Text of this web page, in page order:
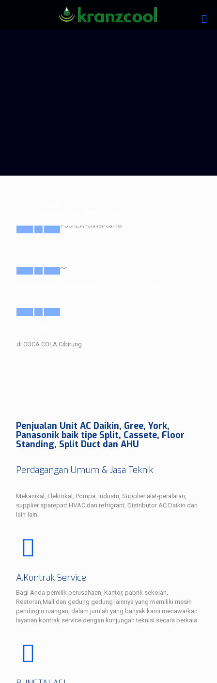
dI COCA COLA Cibitung
Penjualan Unit AC Daikin, Gree, York,
Panasonik baik tipe Split, Cassete, Floor
Standing, Split Duct dan AHU
Perdagangan Umum & Jasa Teknik
Mekanikal, Elektrikal, Pompa, Industri, Supplier alat-peralatan,
supplier sparepart HVAC dan refrigrant, Distributor AC Daikin dan
lain-lain.
A.Kontrak Service
Bagi Anda pemilik perusahaan, Kantor, pabrik sekolah,
Restoran,Mall dan gedung gedung lainnya yang memiliki mesin
pendingin ruangan, dalam jumlah yang banyak kami menawarkan
layanan kontrak service dengan kunjungan teknisi secara berkala